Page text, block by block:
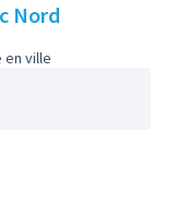
Nord
en ville